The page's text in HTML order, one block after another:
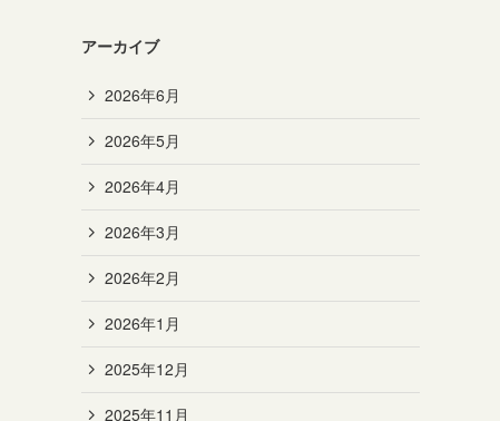
アーカイブ
2026年6月
2026年5月
2026年4月
2026年3月
2026年2月
2026年1月
2025年12月
2025年11月